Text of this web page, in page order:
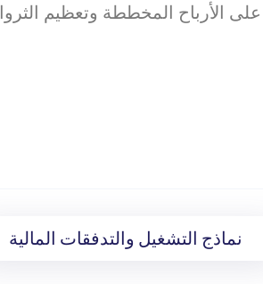
على الأرباح المخططة وتعظيم
نماذج التشغيل والتدفقات المالية